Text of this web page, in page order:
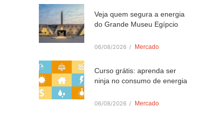
Veja quem segura a energia
do Grande Museu Egípcio
06/08/2026 / Mercado
Curso grátis: aprenda ser
ninja no consumo de energia
06/08/2026 / Mercado